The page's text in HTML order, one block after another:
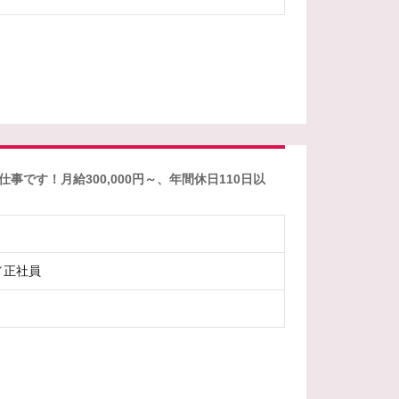
事です！月給300,000円～、年間休日110日以
社員